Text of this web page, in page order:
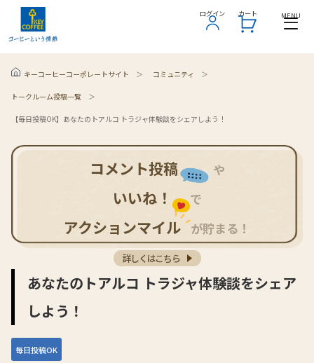
ログイン カート MENU
ログイン カート MENU
キーコーヒーコーポレートサイト コミュニティ
トークルーム投稿一覧
【毎日投稿OK】あなたのトアルコ トラジャ体験談をシェアしよう！
コメント投稿 や
いいね！ で
アクションマイル が貯まる！
詳しくはこちら
あなたのトアルコ トラジャ体験談をシェア
しよう！
毎日投稿OK